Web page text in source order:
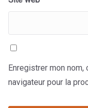
Enregistrer mon
navigateur pour la